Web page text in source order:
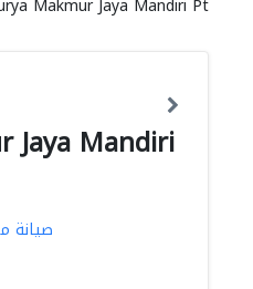
Makmur Jaya Mandiri Pt
Jaya Mandiri
صيانة